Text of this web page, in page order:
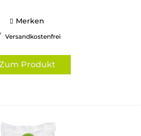
Merken
Versandkostenfrei
Produkt